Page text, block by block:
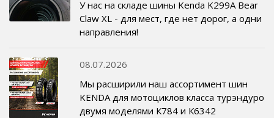
У нас на складе шины Kenda K299A Bear
Claw XL - для мест, где нет дорог, а одни
направления!
08.07.2026
Мы расширили наш ассортимент шин
KENDA для мотоциклов класса турэндуро
двумя моделями К784 и К6342